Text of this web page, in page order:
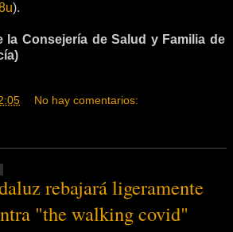
).
la Consejería de Salud y Familia de
No hay comentarios:
rebajará ligeramente
"the walking covid"